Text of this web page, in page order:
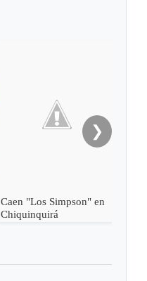
Caen "Los Simpson" en
Chiquinquirá
❯